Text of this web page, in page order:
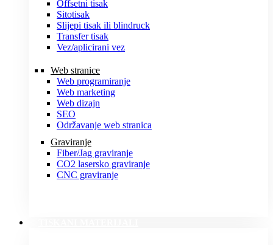
Offsetni tisak
Sitotisak
Slijepi tisak ili blindruck
Transfer tisak
Vez/aplicirani vez
Web stranice
Web programiranje
Web marketing
Web dizajn
SEO
Održavanje web stranica
Graviranje
Fiber/Jag graviranje
CO2 lasersko graviranje
CNC graviranje